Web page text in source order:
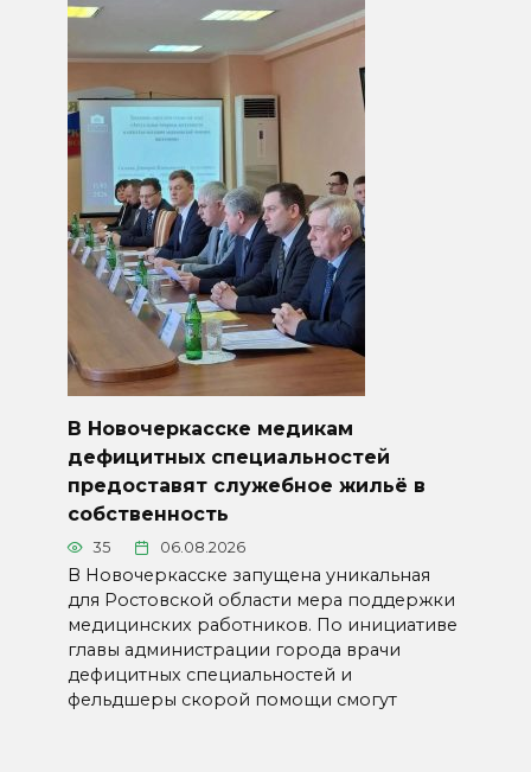
В Новочеркасске медикам
дефицитных специальностей
предоставят служебное жильё в
собственность
35 06.08.2026
В Новочеркасске запущена уникальная
для Ростовской области мера поддержки
медицинских работников. По инициативе
главы администрации города врачи
дефицитных специальностей и
фельдшеры скорой помощи смогут